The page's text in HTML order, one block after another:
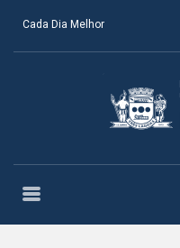
Cada Dia Melhor